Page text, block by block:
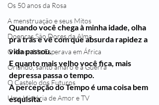
Os 50 anos da Rosa
A menstruação e seus Mitos
Doenças São Dores da Alma
O Amor Me Esperava em África
Orlando, santo amaro e a Guerra
O Castelo dos Futuros
Uma História de Amor e TV
Quando você chega à minha idade, olha
pra trás e vê com que absurda rapidez a
vida passou.
E quanto mais velho você fica, mais
depressa passa o tempo.
A percepção do Tempo é uma coisa bem
esquisita.